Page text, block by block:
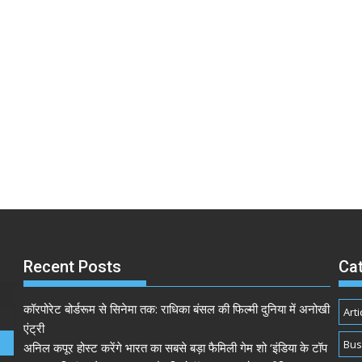
Recent Posts
कॉरपोरेट बोर्डरूम से सिनेमा तक: राधिका बंसल की फिल्मी दुनिया में अनोखी
एंट्री
अनिल कपूर होस्ट करेंगे भारत का सबसे बड़ा फैमिली गेम शो ‘इंडिया के टॉप